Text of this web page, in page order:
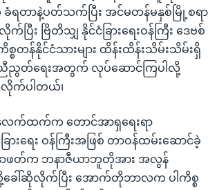
ရတာနဲ့ပတ်သက်ပြီး အင်မတန်မနှစ်မြို့စရာ
ပြီး ဗြိတိသျှ နိုင်ငံခြားရေးဝန်ကြီး ဒေဗစ်
တန်နိုင်ငံသားများ ထိန်းထိန်းသိမ်းသိမ်းရှိ
န်ညီညွတ်ရေးအတွက် လုပ်ဆောင်ကြပါလို့
လိုက်ပါတယ်၊
က်ထက်က တောင်အာရှရေးရာ
းရေး ဝန်ကြီးအဖြစ် တာဝန်ထမ်းဆောင်ခဲ့
ာဖတ်က ဘနာဇီယာဘူတိုအား အလွန်
ေါ်ဆိုလိုက်ပြီး အောက်တိုဘာလက ပါကိစ္စ